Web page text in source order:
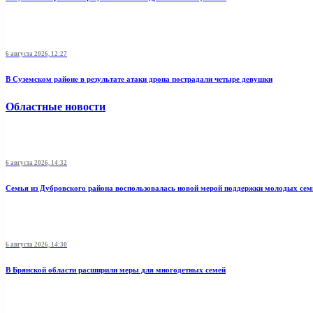
6 августа 2026, 12:27
В Суземском районе в результате атаки дрона пострадали четыре девушки
Областные новости
6 августа 2026, 14:32
Семья из Дубровского района воспользовалась новой мерой поддержки молодых
6 августа 2026, 14:30
В Брянской области расширили меры для многодетных семей